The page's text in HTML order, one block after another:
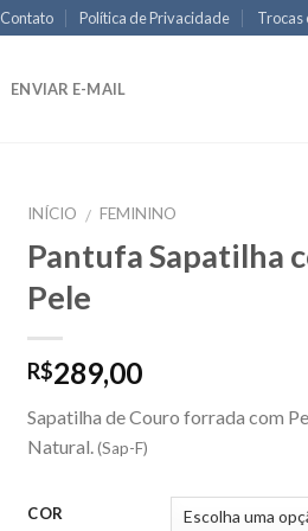
Contato Política de Privacidade Trocas
ENVIAR E-MAIL
INÍCIO / FEMININO
Pantufa Sapatilha
Pele
R$289,00
Sapatilha de Couro forrada com
Natural. (Sap-F)
COR